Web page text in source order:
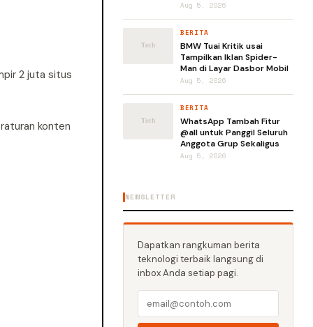
2 juta situs
konten
Aug 5, 2026
BERITA
BMW Tuai Kritik usai
Tampilkan Iklan Spider-
Man di Layar Dasbor Mobil
Aug 5, 2026
BERITA
WhatsApp Tambah Fitur
@all untuk Panggil Seluruh
Anggota Grup Sekaligus
Aug 5, 2026
NEWSLETTER
Dapatkan rangkuman berita
teknologi terbaik langsung di
inbox Anda setiap pagi.